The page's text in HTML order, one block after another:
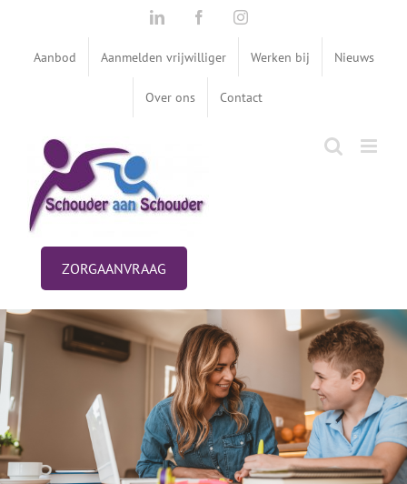
LinkedIn FacebookInstagram
Aanbod Aanmelden vrijwilliger Werken bij Nieuws
Over ons Contact
ZORGAANVRAAG